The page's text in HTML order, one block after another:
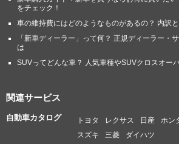
をチェック！
車の維持費にはどのようなものがあるの？ 内訳
「新車ディーラー」って何？ 正規ディーラー・
は
SUVってどんな車？ 人気車種やSUVクロスオー
関連サービス
自動車カタログ トヨタ レクサス 日産 ホン
スズキ
三菱 ダイハツ